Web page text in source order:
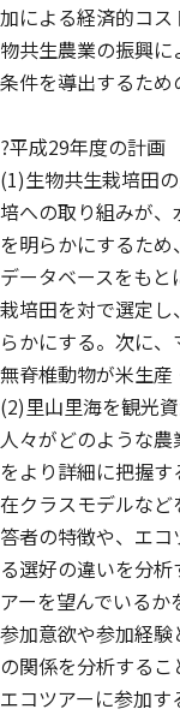
加による経済的コ
物共生農業の振興
条件を導出するため
?平成29年度の計画
(1)生物共生栽培田
培への取り組みが
を明らかにするた
データベースをも
栽培田を対で選定
らかにする。次に
無脊椎動物が米生産
(2)里山里海を観光
人々がどのような
をより詳細に把握
在クラスモデルな
答者の特徴や、エ
る選好の違いを分
アーを望んでいる
参加意欲や参加経
の関係を分析する
エコツアーに参加